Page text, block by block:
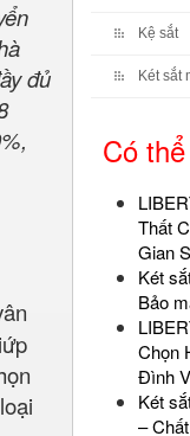
đủ
Kệ sắt
Két sắt
Có
Thất
Gian
Két
Bảo
Chọn
Đình
Két
–